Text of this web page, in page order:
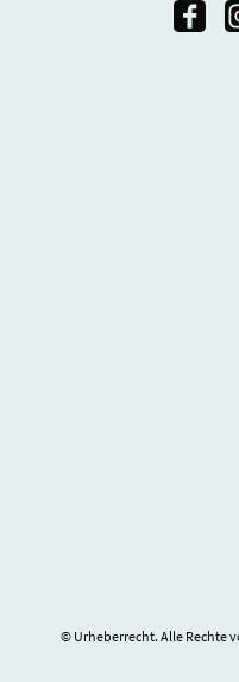
© Urheberrecht. Alle Rechte